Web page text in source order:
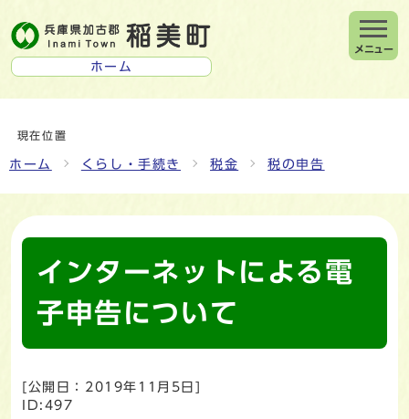
ホーム
メニュー
現在位置
ホーム くらし・手続き 税金 税の申告
インターネットによる電
子申告について
[公開日： 2019年11月5日 ]
ID:497